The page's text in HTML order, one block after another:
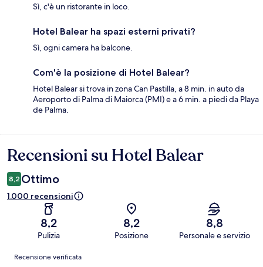
Sì, c'è un ristorante in loco.
Hotel Balear ha spazi esterni privati?
Sì, ogni camera ha balcone.
Com'è la posizione di Hotel Balear?
Hotel Balear si trova in zona Can Pastilla, a 8 min. in auto da
Aeroporto di Palma di Maiorca (PMI) e a 6 min. a piedi da Playa
de Palma.
Recensioni
Recensioni su Hotel Balear
8,2 Ottimo
1.000 recensioni
8,2
Pulizia
8,2
Posizione
8,8
Personale e servizio
Recensioni
Recensione verificata